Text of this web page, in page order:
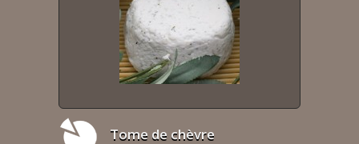
Tome de chèvre